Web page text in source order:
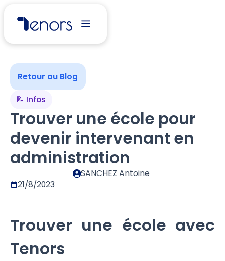
Retour au Blog
📝 Infos
Trouver une école pour
devenir intervenant en
administration
SANCHEZ Antoine
21/8/2023
Trouver une école avec
Tenors